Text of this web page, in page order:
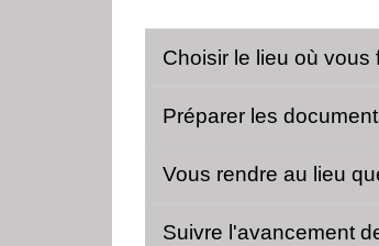
Choisir le lieu où
Préparer les
Vous rendre au lieu
Suivre l'avancement